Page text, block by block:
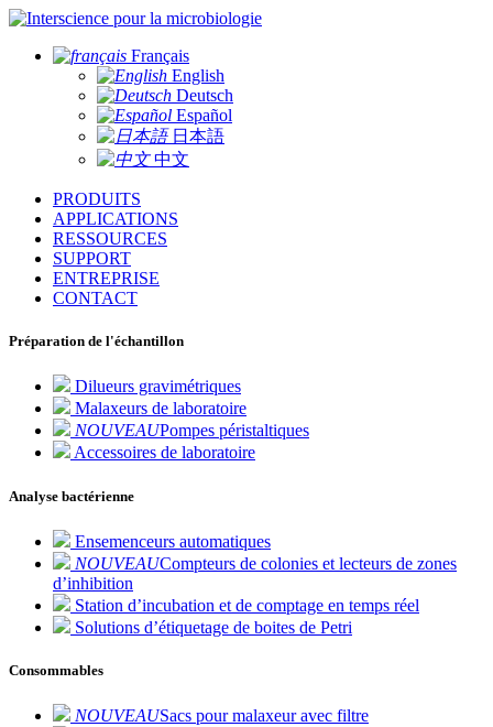
pour la microbiologie
Français
English
Deutsch
Español
日本語
中文
PRODUITS
APPLICATIONS
RESSOURCES
SUPPORT
ENTREPRISE
CONTACT
Préparation de l'échantillon
Dilueurs gravimétriques
Malaxeurs de laboratoire
NOUVEAUPompes péristaltiques
Accessoires de laboratoire
Analyse bactérienne
Ensemenceurs automatiques
NOUVEAUCompteurs de colonies et lecteurs de zones
d’inhibition
Station d’incubation et de comptage en temps réel
Solutions d’étiquetage de boites de Petri
Consommables
NOUVEAUSacs pour malaxeur avec filtre